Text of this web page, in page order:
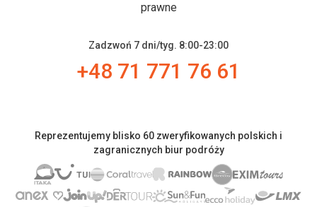
prawne
Zadzwoń 7 dni/tyg. 8:00-23:00
+48 71 771 76 61
Reprezentujemy blisko 60 zweryfikowanych polskich i
zagranicznych biur podróży